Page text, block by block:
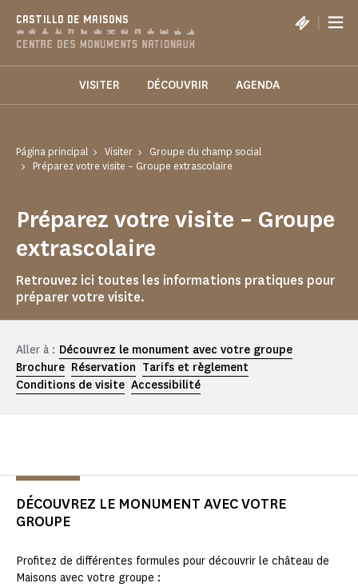
CASTILLO DE MAISONS |
VISITER DÉCOUVRIR AGENDA
Página principal Visiter
Groupe du champ social
Préparez votre visite – Groupe extrascolaire
Préparez votre visite – Groupe
extrascolaire
Retrouvez ici toutes les informations pratiques pour
préparer votre visite.
Aller à : Découvrez le monument avec votre groupe
Brochure Réservation Tarifs et règlement
Conditions de visite Accessibilité
DÉCOUVREZ LE MONUMENT AVEC VOTRE
GROUPE
Profitez de différentes formules pour découvrir le château de
Maisons avec votre groupe :